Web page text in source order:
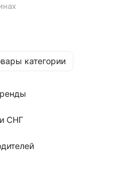
категории
СНГ